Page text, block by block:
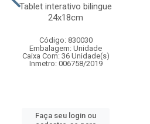
Tablet interativo bilingue
24x18cm
Código: 830030
Embalagem: Unidade
Caixa Com: 36 Unidade(s)
Inmetro: 006758/2019
Faça seu login ou